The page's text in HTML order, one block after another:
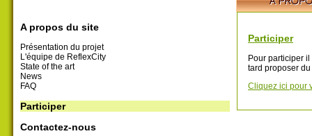
A propos du site
Présentation du projet
L'équipe de ReflexCity
State of the art
News
FAQ
Participer
Contactez-nous
Participer
Pour participer
tard proposer
Cliquez ici pour